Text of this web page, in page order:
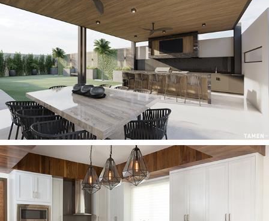
2021
PATIO P